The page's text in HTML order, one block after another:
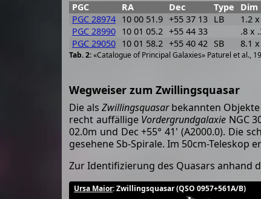
«Catalogue of Principal Galaxies» Paturel et al.,
PGC RA Dec Type Dim
PGC 28974 10 00 51.9 +55 37 13 LB 1.2 x
PGC 28990 10 01 05.2 +55 44 33 .8 x
PGC 29050 10 01 58.2 +55 40 42 SB 8.1
Wegweiser zum Zwillingsquasar
Die alsZwillingsquasarbekannten Objekte
recht auffällige Vordergrundgalaxie NGC
02.0m und Dec +55° 41' (A2000.0). Die
gesehene Sb-Spirale. Im 50cm-
Zur Identifizierung des Quasars anhand
Ursa Maior: Zwillingsquasar (QSO 0957+561A/B)